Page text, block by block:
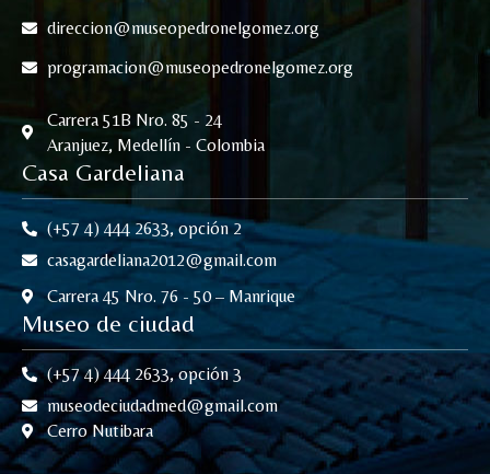
direccion@museopedronelgomez.org
programacion@museopedronelgomez.org
Carrera 51B Nro. 85 - 24
Aranjuez, Medellín - Colombia
Casa Gardeliana
(+57 4) 444 2633, opción 2
casagardeliana2012@gmail.com
Carrera 45 Nro. 76 - 50 – Manrique
Museo de ciudad
(+57 4) 444 2633, opción 3
museodeciudadmed@gmail.com
Cerro Nutibara